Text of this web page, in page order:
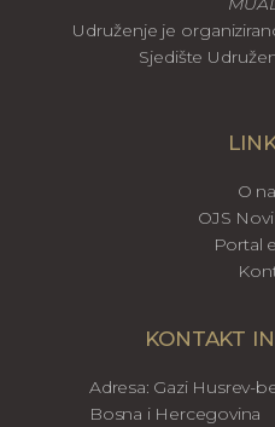
Udruženje je
Sjedište
O
OJS
Portal
KONTAKT
Adresa: Gazi Husrev-
Bosna i Hercegovina